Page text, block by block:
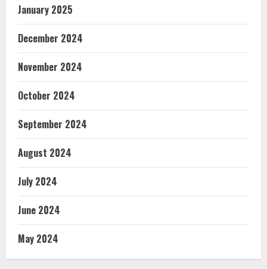
January 2025
December 2024
November 2024
October 2024
September 2024
August 2024
July 2024
June 2024
May 2024